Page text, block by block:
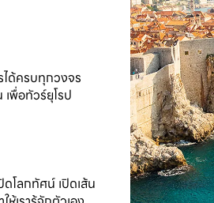
ได้ครบทุกวงจร
พื่อทัวร์ยุโรป
ดโลกทัศน์ เปิดเส้น